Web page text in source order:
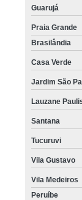
Guarujá
Praia Grande
Brasilândia
Casa Verde
Jardim São
Lauzane
Santana
Tucuruvi
Vila Gustavo
Vila Medeiros
Peruíbe